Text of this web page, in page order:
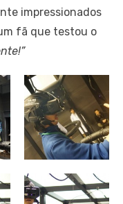
impressionados
fã que testou o